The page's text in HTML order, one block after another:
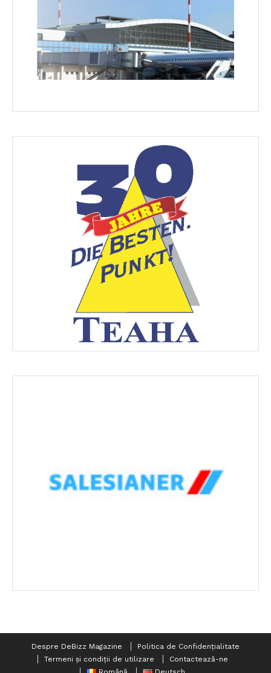
Despre DeBizz Magazine
Politica de Confidențialitate
Termeni și condiții de utilizare
Contactează-ne